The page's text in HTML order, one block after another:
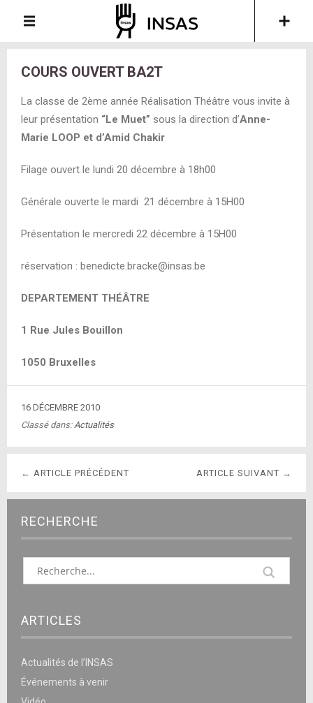
COURS OUVERT BA2T
La classe de 2ème année Réalisation Théâtre vous invite à
leur présentation “Le Muet” sous la direction d’Anne-
Marie LOOP et d’Amid Chakir
Filage ouvert le lundi 20 décembre à 18h00
Générale ouverte le mardi 21 décembre à 15H00
Présentation le mercredi 22 décembre à 15H00
réservation : benedicte.bracke@insas.be
DEPARTEMENT THÉÂTRE
1 Rue Jules Bouillon
1050 Bruxelles
16 DÉCEMBRE 2010
Classé dans:Actualités
ARTICLE SUIVANT →
← ARTICLE PRÉCÉDENT
RECHERCHE
ARTICLES
Actualités de l’INSAS
Événements à venir